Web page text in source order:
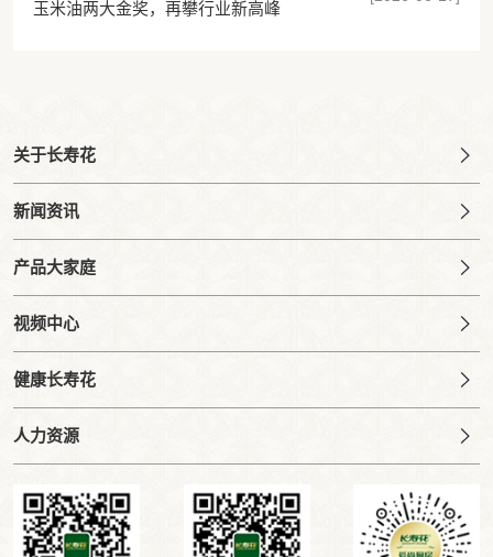
玉米油两大金奖，再攀行业新高峰
关于长寿花
新闻资讯
产品大家庭
视频中心
健康长寿花
人力资源